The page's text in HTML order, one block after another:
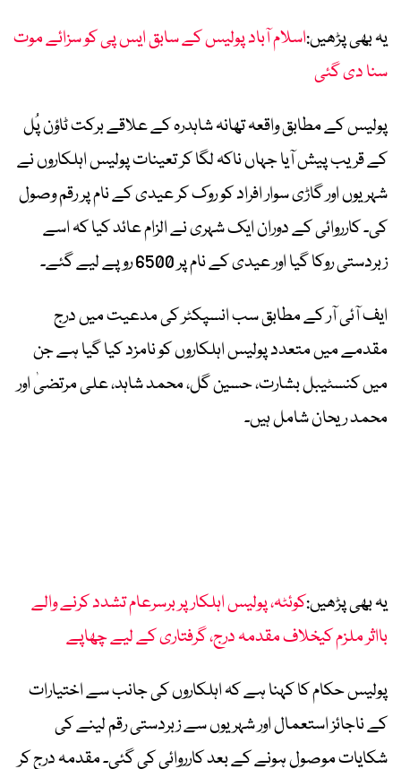
یہ بھی پڑھیں:اسلام آباد پولیس کے سابق ایس پی کو سزائے موت
سنا دی گئی
پولیس کے مطابق واقعہ تھانہ شاہدرہ کے علاقے برکت ٹاؤن پُل
کے قریب پیش آیا جہاں ناکہ لگا کر تعینات پولیس اہلکاروں نے
شہریوں اور گاڑی سوار افراد کو روک کر عیدی کے نام پر رقم وصول
کی۔ کارروائی کے دوران ایک شہری نے الزام عائد کیا کہ اسے
زبردستی روکا گیا اور عیدی کے نام پر 6500 روپے لیے گئے۔
ایف آئی آر کے مطابق سب انسپکٹر کی مدعیت میں درج
مقدمے میں متعدد پولیس اہلکاروں کو نامزد کیا گیا ہے جن
میں کنسٹیبل بشارت، حسین گل، محمد شاہد، علی مرتضیٰ اور
محمد ریحان شامل ہیں۔
یہ بھی پڑھیں:کوئٹہ، پولیس اہلکار پر برسرعام تشدد کرنے والے
بااثر ملزم کیخلاف مقدمہ درج، گرفتاری کے لیے چھاپے
پولیس حکام کا کہنا ہے کہ اہلکاروں کی جانب سے اختیارات
کے ناجائز استعمال اور شہریوں سے زبردستی رقم لینے کی
شکایات موصول ہونے کے بعد کارروائی کی گئی۔ مقدمہ درج کر